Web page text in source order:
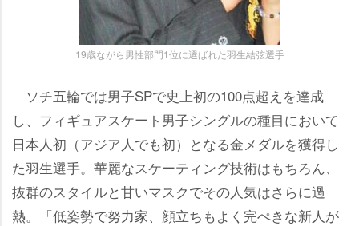
19歳ながら男性部門1位に選ばれた羽生結弦選手
ソチ五輪では男子SPで史上初の100点超えを達成
し、フィギュアスケート男子シングルの種目において
日本人初（アジア人でも初）となる金メダルを獲得し
た羽生選手。華麗なスケーティング技術はもちろん、
抜群のスタイルと甘いマスクでその人気はさらに過
熱。「低姿勢で努力家、顔立ちもよく完ぺきな新人が